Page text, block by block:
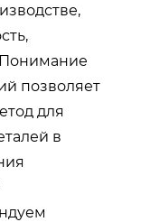
Понимание
позволяет
для
в